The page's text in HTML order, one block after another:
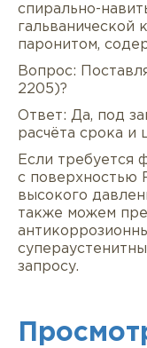
спирально-
гальванической
паронитом,
Вопрос:
2205)?
Ответ: Да, под
расчёта срока и
Если требуется
с поверхностью
высокого
также можем
запросу.